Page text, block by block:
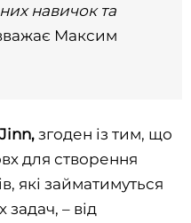
навичок та
Максим
згоден із тим, що
для створення
які займатимуться
– від